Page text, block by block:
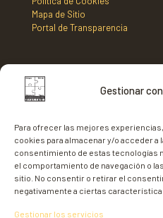
Gestionar
Para ofrecer las mejores
cookies para almacenar y/o acceder
consentimiento de estas tecnologías
el comportamiento de navegación o
sitio. No consentir o retirar el
negativamente a ciertas
Gestionar los servicios
Mapa de Sitio
Portal de Transparencia
DIRECCIÓN
35620 - Gran Tarajal,
Fuerteventura